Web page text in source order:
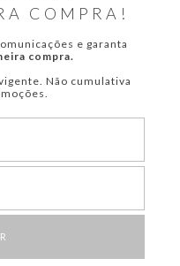
COMPRA!
e garanta
compra.
Não cumulativa